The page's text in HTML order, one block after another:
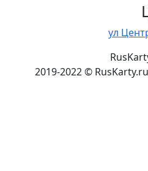
ул
2019-2022 ©